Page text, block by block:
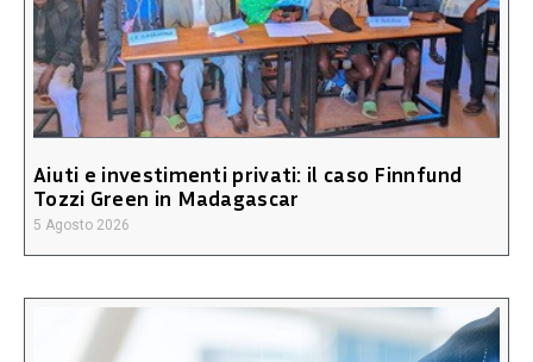
Aiuti e investimenti privati: il caso Finnfund
Tozzi Green in Madagascar
5 Agosto 2026